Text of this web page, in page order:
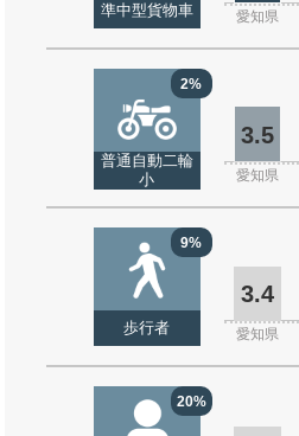
準中型貨物車 愛知県
2%
普通自動二輪
小
3.5
愛知県
9%
歩行者
3.4
愛知県
20%